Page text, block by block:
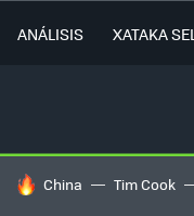
ANÁLISIS XATAKA
HOY SE HABLA DE
China Tim Cook